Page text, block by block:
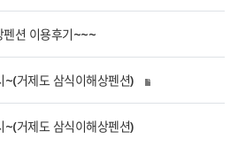
펜션 이용후기~~~
거제도 삼식이해상펜션)
거제도 삼식이해상펜션)